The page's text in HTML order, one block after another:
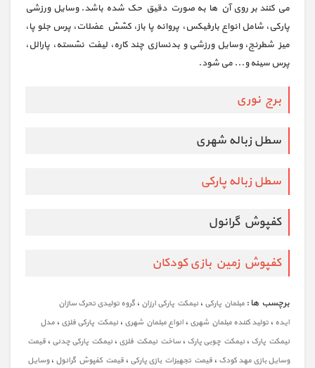
می کنند بر روی آن ها به صورت دقیق حک شده باشد. وسایل ورزشی
پارکی، شامل انواع بارفیکس، پروانه پا باز، کشش عضلات، پرس جلو پا،
میز شطرنج، وسایل ورزشی و بدنسازی چند کاره، لیفت نشسته، پارالل،
پرس سینه و... می شود.
برج نوری
سطل زباله شهری
سطل زباله پارکی
کفپوش گرانول
کفپوش زمین بازی کودکان
برچسب ها : مبلمان پارکی ، نیمکت پارکی ارزان ، گروه تولیدی تحرک سازان
ایده ، تولید کننده مبلمان شهری ، انواع مبلمان شهری ، نیمکت پارکی فلزی ، مدل
نیمکت پارک ، نیمکت چوبی پارک ، ساخت نیمکت فلزی ، نیمکت پارکی چدنی ، قیمت
وسایل بازی مهد کودک ، قیمت تجهیزات بازی پارکی ، قیمت کفپوش گرانول ،وسایل